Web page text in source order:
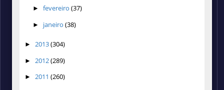
► fevereiro (37)
► janeiro (38)
► 2013(304)
► 2012(289)
► 2011 (260)